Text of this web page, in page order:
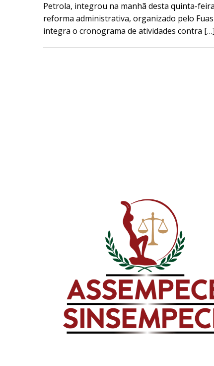
Petrola, integrou na manhã desta quinta-
reforma administrativa, organizado pelo
integra o cronograma de atividades contra […]